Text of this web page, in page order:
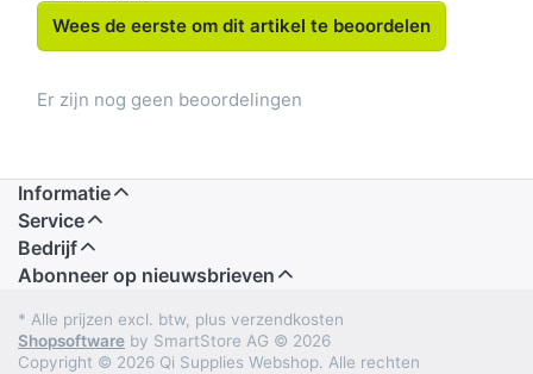
Wees de eerste om dit artikel te beoordelen
Er zijn nog geen beoordelingen
Informatie
Service
Bedrijf
Abonneer op nieuwsbrieven
* Alle prijzen excl. btw, plus verzendkosten
Shopsoftware by SmartStore AG © 2026
Copyright © 2026 Qi Supplies Webshop. Alle rechten